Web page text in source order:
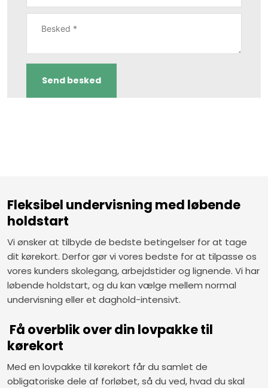
Fleksibel undervisning med løbende
holdstart
Vi ønsker at tilbyde de bedste betingelser for at tage
dit kørekort. Derfor gør vi vores bedste for at tilpasse os
vores kunders skolegang, arbejdstider og lignende. Vi har
løbende holdstart, og du kan vælge mellem normal
undervisning eller et daghold-intensivt.
​ Få overblik over din lovpakke til
kørekort
Med en lovpakke til kørekort får du samlet de
obligatoriske dele af forløbet, så du ved, hvad du skal